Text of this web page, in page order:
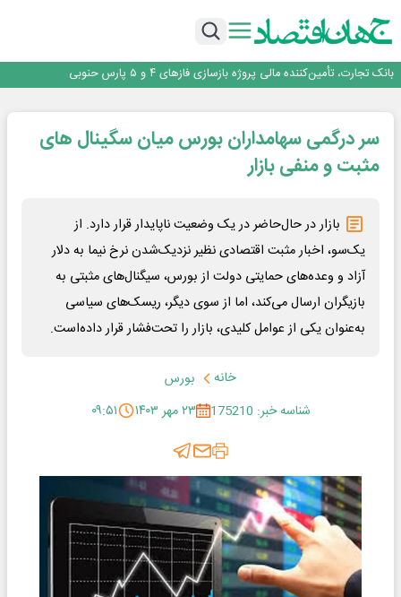
برگزاری آیین نکوداشت فعالان مواکب مرز شلمچه توسط شهرداری منطقه یک
منطقه‌ای
بانک تجارت، تأمین‌کننده مالی پروژه بازسازی فازهای ۴ و ۵ پارس حنوبی
برنده این رقابت داستان‌نویسی، انسان نبود!
برگزاری آیین نکوداشت فعالان مواکب مرز شلمچه توسط شهرداری منطقه یک
ایران، شریک راهبردی اتحادیه اقتصادی اوراسیا در مسیر توسعه تجارت و همگرایی
منطقه‌ای
سر درگمی سهامداران بورس میان سگینال های
مثبت و منفی بازار
بازار در حال‌حاضر در یک وضعیت ناپایدار قرار دارد. از
یک‌سو، اخبار مثبت اقتصادی نظیر نزدیک‌شدن نرخ نیما به دلار
آزاد و وعده‌‌‌‌‌‌‌های حمایتی دولت از بورس، سیگنال‌های مثبتی به
بازیگران ارسال می‌کند، اما از سوی دیگر، ریسک‌های سیاسی
به‌عنوان یکی از عوامل کلیدی، بازار را تحت‌فشار قرار داده‌است.
خانه
بورس
شناسه خبر: 175210
۲۳ مهر ۱۴۰۳ ۰۹:۵۱